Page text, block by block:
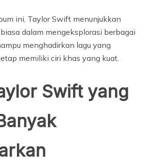
ini, Taylor Swift menunjukkan
dalam mengeksplorasi berbagai
menghadirkan lagu yang
memiliki ciri khas yang kuat.
Swift yang